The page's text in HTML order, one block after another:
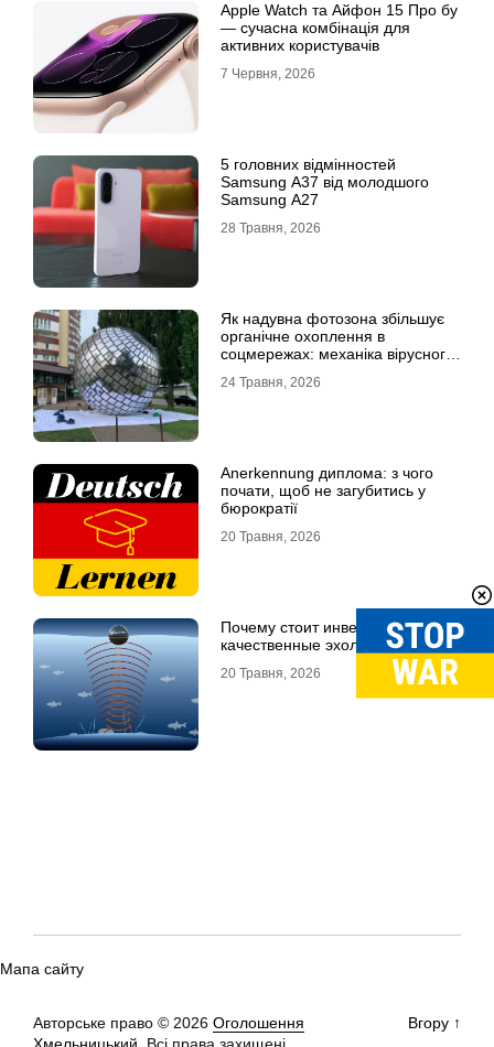
Apple Watch та Айфон 15 Про бу
— сучасна комбінація для
активних користувачів
7 Червня, 2026
5 головних відмінностей
Samsung A37 від молодшого
Samsung A27
28 Травня, 2026
Як надувна фотозона збільшує
органічне охоплення в
соцмережах: механіка вірусного
24 Травня, 2026
Anerkennung диплома: з чого
почати, щоб не загубитись у
бюрократії
20 Травня, 2026
Почему стоит инвестировать в
качественные эхолоты
20 Травня, 2026
Мапа сайту
Авторське право © 2026 Оголошення
Вгору ↑